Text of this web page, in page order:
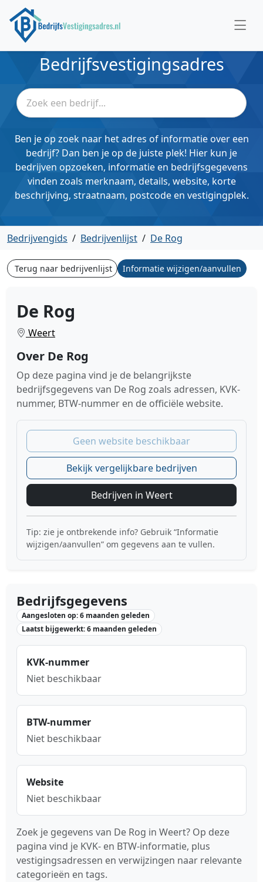
Bedrijfsvestigingsadres
Ben je op zoek naar het adres of informatie over een
bedrijf? Dan ben je op de juiste plek! Hier kun je
bedrijven opzoeken, informatie en bedrijfsgegevens
vinden zoals merknaam, details, website, korte
beschrijving, straatnaam, postcode en vestigingplek.
Bedrijvengids / Bedrijvenlijst / De Rog
Terug naar bedrijvenlijst Informatie wijzigen/aanvullen
De Rog
Weert
Over De Rog
Op deze pagina vind je de belangrijkste
bedrijfsgegevens van De Rog zoals adressen, KVK-
nummer, BTW-nummer en de officiële website.
Geen website beschikbaar
Bekijk vergelijkbare bedrijven
Bedrijven in Weert
Tip: zie je ontbrekende info? Gebruik “Informatie
wijzigen/aanvullen” om gegevens aan te vullen.
Bedrijfsgegevens
Aangesloten op: 6 maanden geleden
Laatst bijgewerkt: 6 maanden geleden
KVK-nummer
Niet beschikbaar
BTW-nummer
Niet beschikbaar
Website
Niet beschikbaar
Zoek je gegevens van De Rog in Weert? Op deze
pagina vind je KVK- en BTW-informatie, plus
vestigingsadressen en verwijzingen naar relevante
categorieën en tags.